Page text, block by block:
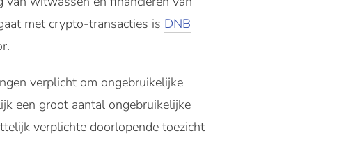
met crypto-transacties is DNB
verplicht om ongebruikelijke
een groot aantal ongebruikelijke
verplichte doorlopende toezicht